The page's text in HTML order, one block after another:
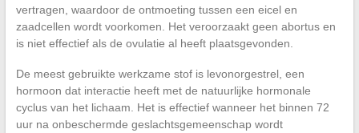
vertragen, waardoor de ontmoeting tussen een eicel en
zaadcellen wordt voorkomen. Het veroorzaakt geen abortus en
is niet effectief als de ovulatie al heeft plaatsgevonden.
De meest gebruikte werkzame stof is levonorgestrel, een
hormoon dat interactie heeft met de natuurlijke hormonale
cyclus van het lichaam. Het is effectief wanneer het binnen 72
uur na onbeschermde geslachtsgemeenschap wordt